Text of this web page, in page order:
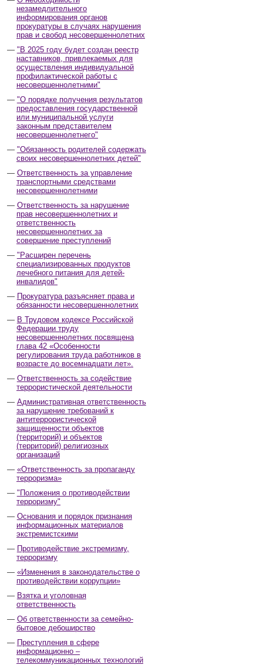
незамедлительного
информирования органов
прокуратуры в случаях нарушения
прав и свобод несовершеннолетних
"В 2025 году будет создан реестр
наставников, привлекаемых для
осуществления индивидуальной
профилактической работы с
несовершеннолетними"
"О порядке получения результатов
предоставления государственной
или муниципальной услуги
законным представителем
несовершеннолетнего"
"Обязанность родителей содержать
своих несовершеннолетних детей"
Ответственность за управление
транспортными средствами
несовершеннолетними
Ответственность за нарушение
прав несовершеннолетних и
ответственность
несовершеннолетних за
совершение преступлений
"Расширен перечень
специализированных продуктов
лечебного питания для детей-
инвалидов"
Прокуратура разъясняет права и
обязанности несовершеннолетних
В Трудовом кодексе Российской
Федерации труду
несовершеннолетних посвящена
глава 42 «Особенности
регулирования труда работников в
возрасте до восемнадцати лет».
Ответственность за содействие
террористической деятельности
Административная ответственность
за нарушение требований к
антитеррористической
защищенности объектов
(территорий) и объектов
(территорий) религиозных
организаций
«Ответственность за пропаганду
терроризма»
"Положения о противодействии
терроризму"
Основания и порядок признания
информационных материалов
экстремистскими
Противодействие экстремизму,
терроризму
«Изменения в законодательстве о
противодействии коррупции»
Взятка и уголовная
ответственность
Об ответственности за семейно-
бытовое дебоширство
Преступления в сфере
информационно –
телекоммуникационных технологий